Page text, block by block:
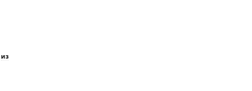
из